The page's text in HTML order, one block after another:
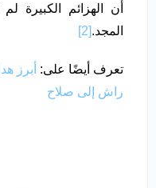
أن الهزائم الكبيرة
المجد.[2]
تعرف أيضًا على: أبرز
راش إلى صلاح